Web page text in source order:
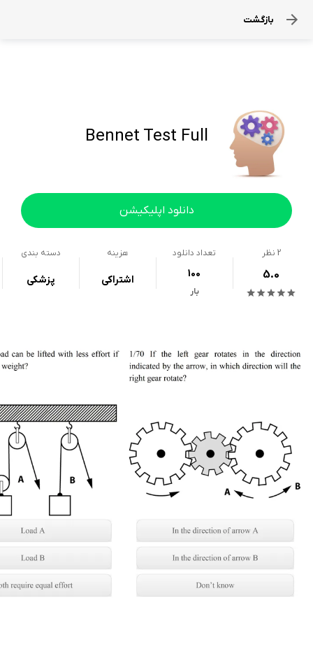
بازگشت
Bennet Test Full
دانلود اپلیکیشن
2 نظر
5.0
تعداد دانلود
100
بار
هزینه
اشتراکی
دسته بندی
پزشکی